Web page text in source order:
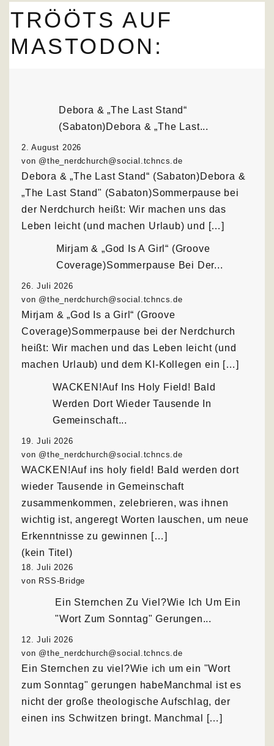
TRÖÖTS AUF
MASTODON:
Debora & „The Last Stand“
(Sabaton)Debora & „The Last...
2. August 2026
von @the_nerdchurch@social.tchncs.de
Debora & „The Last Stand“ (Sabaton)Debora &
„The Last Stand" (Sabaton)Sommerpause bei
der Nerdchurch heißt: Wir machen uns das
Leben leicht (und machen Urlaub) und […]
Mirjam & „God Is A Girl“ (Groove
Coverage)Sommerpause Bei Der...
26. Juli 2026
von @the_nerdchurch@social.tchncs.de
Mirjam & „God Is a Girl“ (Groove
Coverage)Sommerpause bei der Nerdchurch
heißt: Wir machen und das Leben leicht (und
machen Urlaub) und dem KI-Kollegen ein […]
WACKEN!Auf Ins Holy Field! Bald
Werden Dort Wieder Tausende In
Gemeinschaft...
19. Juli 2026
von @the_nerdchurch@social.tchncs.de
WACKEN!Auf ins holy field! Bald werden dort
wieder Tausende in Gemeinschaft
zusammenkommen, zelebrieren, was ihnen
wichtig ist, angeregt Worten lauschen, um neue
Erkenntnisse zu gewinnen […]
(kein Titel)
18. Juli 2026
von RSS-Bridge
Ein Sternchen Zu Viel?Wie Ich Um Ein
"Wort Zum Sonntag" Gerungen...
12. Juli 2026
von @the_nerdchurch@social.tchncs.de
Ein Sternchen zu viel?Wie ich um ein "Wort
zum Sonntag" gerungen habeManchmal ist es
nicht der große theologische Aufschlag, der
einen ins Schwitzen bringt. Manchmal […]